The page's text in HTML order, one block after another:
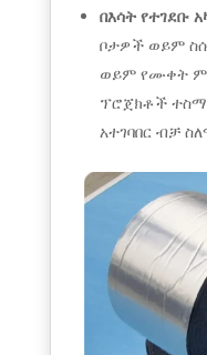
በእሳት የተገደቡ
ቦታዎች ወይም
ወይም የሙቀት
ፕሮጀክቶች
አተገባበር ብቻ